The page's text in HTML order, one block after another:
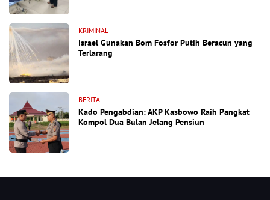
KRIMINAL
Israel Gunakan Bom Fosfor Putih Beracun yang
Terlarang
BERITA
Kado Pengabdian: AKP Kasbowo Raih Pangkat
Kompol Dua Bulan Jelang Pensiun